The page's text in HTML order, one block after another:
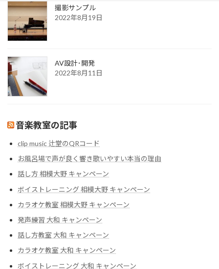
撮影サンプル
2022年8月19日
AV設計･開発
2022年8月11日
音楽教室の記事
clip music 辻堂のQRコード
お風呂場で声が良く響き歌いやすい本当の理由
話し方 相模大野 キャンペーン
ボイストレーニング 相模大野 キャンペーン
カラオケ教室 相模大野 キャンペーン
発声練習 大和 キャンペーン
話し方教室 大和 キャンペーン
カラオケ教室 大和 キャンペーン
ボイストレーニング 大和 キャンペーン